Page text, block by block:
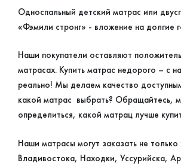
Односпальный детский матрас или
«Фэмили стронг» - вложение на долгие
Наши покупатели оставляют
матрасах. Купить матрас недорого – с
реально! Мы делаем качество
какой матрас выбрать? Обращайтесь,
определиться, какой матрац лучше
Наши матрасы могут заказать не только
Владивостока, Находки, Уссурийска,